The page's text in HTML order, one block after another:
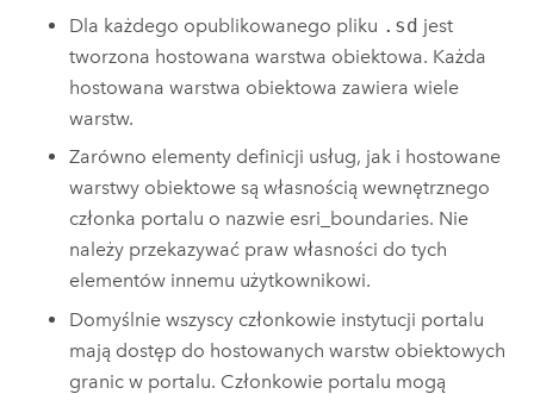
Dla każdego opublikowanego pliku .sd jest
tworzona hostowana warstwa obiektowa. Każda
hostowana warstwa obiektowa zawiera wiele
warstw.
Zarówno elementy definicji usług, jak i hostowane
warstwy obiektowe są własnością wewnętrznego
członka portalu o nazwie esri_boundaries. Nie
należy przekazywać praw własności do tych
elementów innemu użytkownikowi.
Domyślnie wszyscy członkowie instytucji portalu
mają dostęp do hostowanych warstw obiektowych
granic w portalu. Członkowie portalu mogą